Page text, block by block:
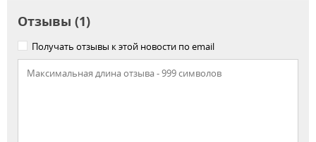
Отзывы (1)
Получать отзывы к этой новости по email